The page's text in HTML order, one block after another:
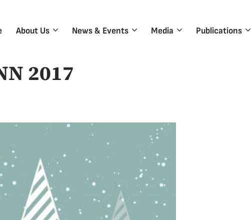
About Us News & Events Media Publications
2017